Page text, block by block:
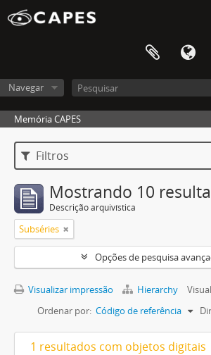
Navegar
Memória CAPES
Filtros
Mostrando 10
Descrição arquivística
Subséries
Opções de pesquisa
Visualizar impressão Hierarchy
Ordenar por: Código de referência
1 resultados com objetos digitais